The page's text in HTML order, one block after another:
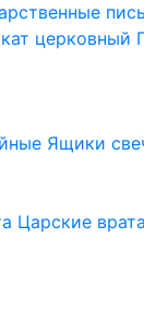
церковный
Ящики
Царские врата